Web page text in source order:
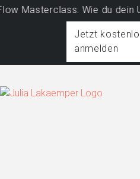
Masterclass: Wie du dein
Jetzt
anmelden